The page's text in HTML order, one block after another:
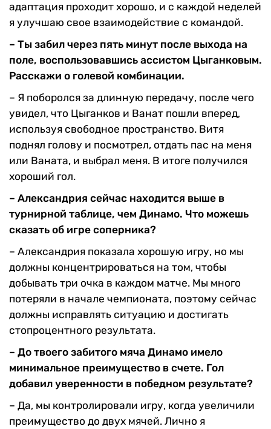
адаптация проходит хорошо, и с каждой неделей
я улучшаю свое взаимодействие с командой.
– Ты забил через пять минут после выхода на
поле, воспользовавшись ассистом Цыганковым.
Расскажи о голевой комбинации.
– Я поборолся за длинную передачу, после чего
увидел, что Цыганков и Ванат пошли вперед,
используя свободное пространство. Витя
поднял голову и посмотрел, отдать пас на меня
или Ваната, и выбрал меня. В итоге получился
хороший гол.
– Александрия сейчас находится выше в
турнирной таблице, чем Динамо. Что можешь
сказать об игре соперника?
– Александрия показала хорошую игру, но мы
должны концентрироваться на том, чтобы
добывать три очка в каждом матче. Мы много
потеряли в начале чемпионата, поэтому сейчас
должны исправлять ситуацию и достигать
стопроцентного результата.
– До твоего забитого мяча Динамо имело
минимальное преимущество в счете. Гол
добавил уверенности в победном результате?
– Да, мы контролировали игру, когда увеличили
преимущество до двух мячей. Лично я